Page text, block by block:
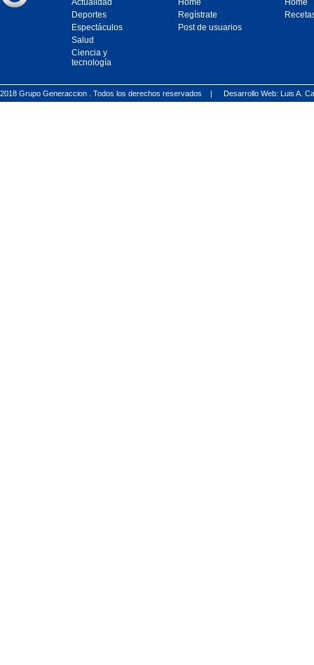
Actualidad
Deportes
Espectáculos
Salud
Ciencia y
tecnología
Home
Regístrate
Post de usuarios
Home
2018 Grupo Generaccion . Todos los derechos reservados | Desarrollo Web: Luis